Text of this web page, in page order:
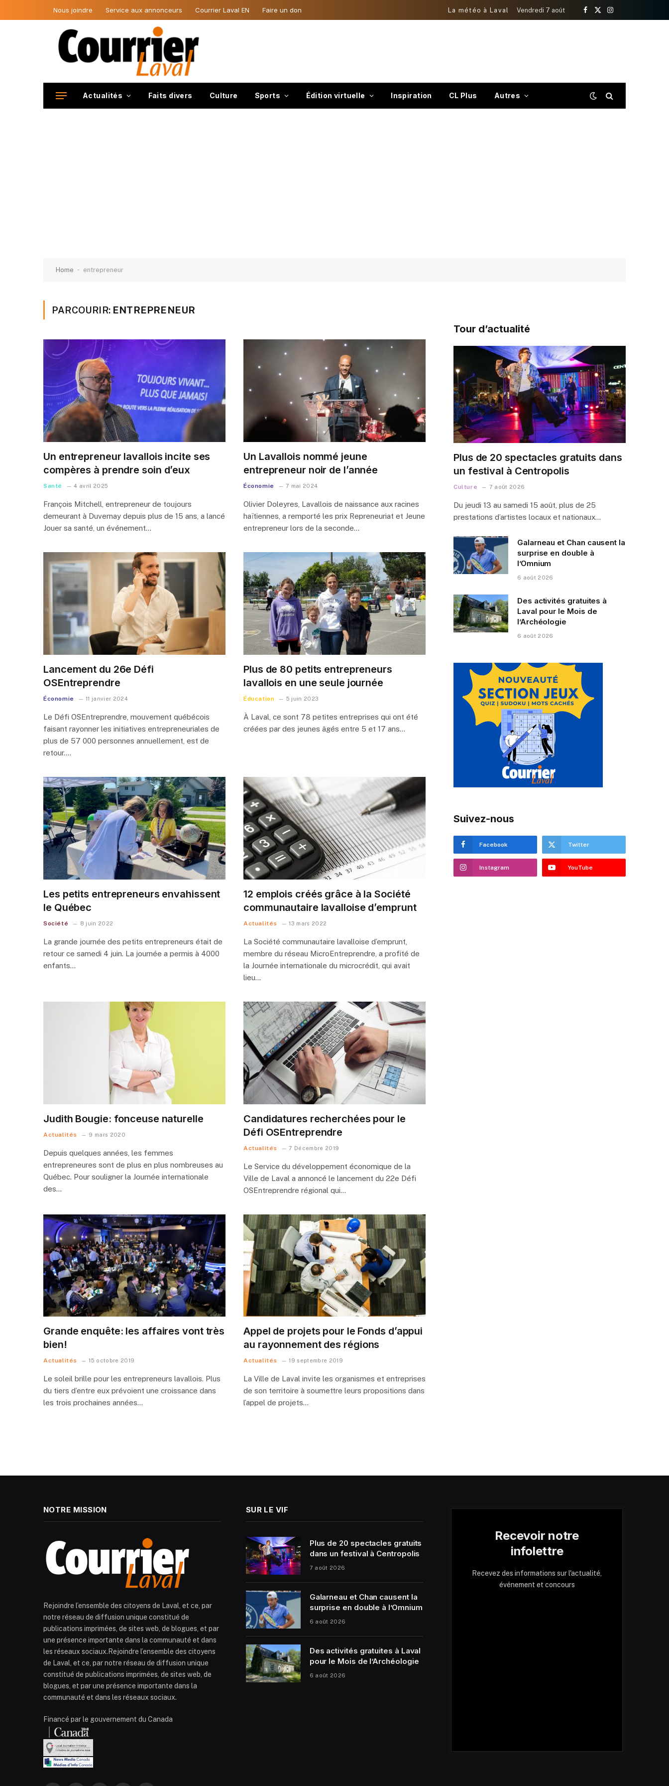
Nous joindre Service aux annonceurs Courrier Laval EN Faire un don La météo à Laval Vendredi 7 août
Facebook
X
Instagram
Actualités Faits divers Culture Sports Édition virtuelle Inspiration CL Plus Autres
Home - entrepreneur
PARCOURIR: ENTREPRENEUR
Un entrepreneur lavallois incite ses
compères à prendre soin d’eux
Santé 4 avril 2025
François Mitchell, entrepreneur de toujours
demeurant à Duvernay depuis plus de 15 ans, a lancé
Jouer sa santé, un événement…
Un Lavallois nommé jeune
entrepreneur noir de l’année
Économie 7 mai 2024
Olivier Doleyres, Lavallois de naissance aux racines
haïtiennes, a remporté les prix Repreneuriat et Jeune
entrepreneur lors de la seconde…
Lancement du 26e Défi
OSEntreprendre
Économie 11 janvier 2024
Le Défi OSEntreprendre, mouvement québécois
faisant rayonner les initiatives entrepreneuriales de
plus de 57 000 personnes annuellement, est de
retour.…
Plus de 80 petits entrepreneurs
lavallois en une seule journée
Éducation 5 juin 2023
À Laval, ce sont 78 petites entreprises qui ont été
créées par des jeunes âgés entre 5 et 17 ans…
Les petits entrepreneurs envahissent
le Québec
Société 8 juin 2022
La grande journée des petits entrepreneurs était de
retour ce samedi 4 juin. La journée a permis à 4000
enfants…
12 emplois créés grâce à la Société
communautaire lavalloise d’emprunt
Actualités 13 mars 2022
La Société communautaire lavalloise d’emprunt,
membre du réseau MicroEntreprendre, a profité de
la Journée internationale du microcrédit, qui avait
lieu…
Judith Bougie: fonceuse naturelle
Actualités 9 mars 2020
Depuis quelques années, les femmes
entrepreneures sont de plus en plus nombreuses au
Québec. Pour souligner la Journée internationale
des…
Candidatures recherchées pour le
Défi OSEntreprendre
Actualités 7 Décembre 2019
Le Service du développement économique de la
Ville de Laval a annoncé le lancement du 22e Défi
OSEntreprendre régional qui…
Grande enquête: les affaires vont très
bien!
Actualités 15 octobre 2019
Le soleil brille pour les entrepreneurs lavallois. Plus
du tiers d’entre eux prévoient une croissance dans
les trois prochaines années…
Appel de projets pour le Fonds d’appui
au rayonnement des régions
Actualités 19 septembre 2019
La Ville de Laval invite les organismes et entreprises
de son territoire à soumettre leurs propositions dans
l’appel de projets…
Tour d’actualité
Plus de 20 spectacles gratuits dans
un festival à Centropolis
Culture 7 août 2026
Du jeudi 13 au samedi 15 août, plus de 25
prestations d’artistes locaux et nationaux…
Galarneau et Chan causent la
surprise en double à
l’Omnium
6 août 2026
Des activités gratuites à
Laval pour le Mois de
l’Archéologie
6 août 2026
Suivez-nous
Facebook Twitter
Instagram YouTube
NOTRE MISSION
Rejoindre l’ensemble des citoyens de Laval, et ce, par
notre réseau de diffusion unique constitué de
publications imprimées, de sites web, de blogues, et par
une présence importante dans la communauté et dans
les réseaux sociaux.Rejoindre l’ensemble des citoyens
de Laval, et ce, par notre réseau de diffusion unique
constitué de publications imprimées, de sites web, de
blogues, et par une présence importante dans la
communauté et dans les réseaux sociaux.
Financé par le gouvernement du Canada
SUR LE VIF
Plus de 20 spectacles gratuits
dans un festival à Centropolis
7 août 2026
Galarneau et Chan causent la
surprise en double à l’Omnium
6 août 2026
Des activités gratuites à Laval
pour le Mois de l’Archéologie
6 août 2026
Recevoir notre
infolettre
Recevez des informations sur l'actualité,
événement et concours